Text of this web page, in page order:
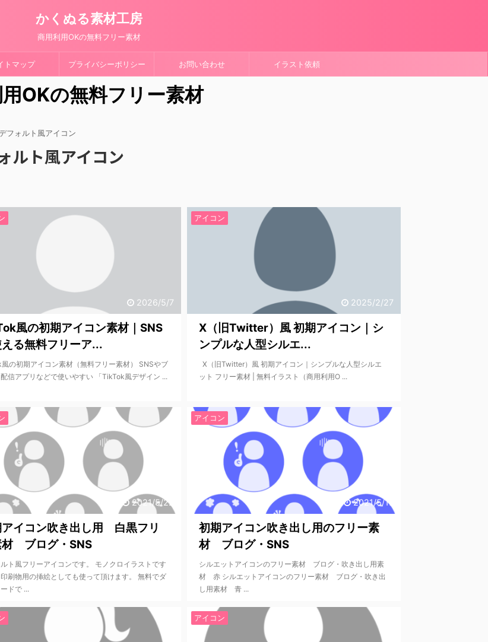
かくぬる素材工房
商用利用OKの無料フリー素材
トマップ プライバシーポリシー お問い合わせ イラスト依頼
OKの無料フリー素材
フォルト風アイコン
ルト風アイコン
2026/5/7
風の初期アイコン素材｜SNS
る無料フリーア...
の初期アイコン素材（無料フリー素材） SNSやブ
信アプリなどで使いやすい 「TikTok風デザイン ...
2025/2/27
アイコン
X（旧Twitter）風 初期アイコン｜シ
ンプルな人型シルエ...
X（旧Twitter）風 初期アイコン｜シンプルな人型シルエ
ット フリー素材 | 無料イラスト（商用利用O ...
2021/5/22
イコン吹き出し用 白黒フリ
材 ブログ・SNS
ト風フリーアイコンです。 モノクロイラストです
刷物用の挿絵としても使って頂けます。 無料でダ
ドで ...
2021/5/17
アイコン
初期アイコン吹き出し用のフリー素
材 ブログ・SNS
シルエットアイコンのフリー素材 ブログ・吹き出し用素
材 赤 シルエットアイコンのフリー素材 ブログ・吹き出
し用素材 青 ...
アイコン